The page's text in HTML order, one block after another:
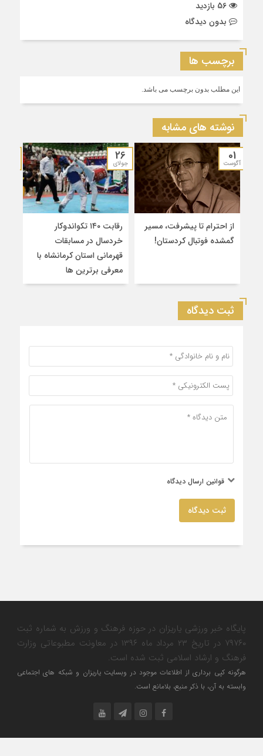
بدون دیدگاه
برچسب ها
این مطلب بدون برچسب می باشد.
نوشته های مشابه
01
آگوست
از احترام تا پیشرفت، مسیر
گمشده فوتبال کردستان!
26
جولای
رقابت ۱۴۰ تکواندوکار
خردسال در مسابقات
قهرمانی استان کرمانشاه با
معرفی برترین‌ ها
ثبت دیدگاه
قوانین ارسال دیدگاه
ثبت دیدگاه
پایگاه خبر ورزشی یاریزان در حوزه فرهنگ و ورزش به شماره ثبت
۷۹۷۶۰ در تاریخ ۲۳ مرداد ماه ۱۳۹۶ در معاونت مطبوعاتی وزارت
فرهنگ و ارشاد اسلامی ثبت شده است.
هرگونه کپی برداری از اطلاعات موجود در وبسایت یاریزان و شبکه های اجتماعی
وابسته به آن، با ذکر منبع، بلامانع است.